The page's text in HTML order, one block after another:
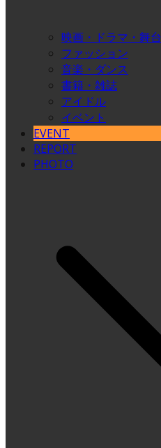
映画・ドラマ・舞台
ファッション
音楽・ダンス
書籍・雑誌
アイドル
イベント
EVENT
REPORT
PHOTO